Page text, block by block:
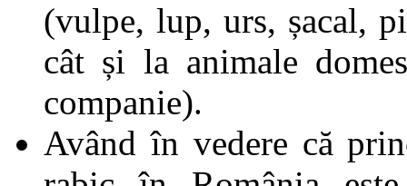
(vulpe, lup, urs, șacal,
cât și la animale
companie).
Având în vedere că